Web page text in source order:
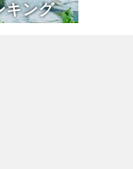
キング